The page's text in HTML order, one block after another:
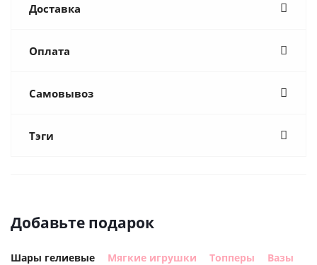
Доставка
Оплата
Самовывоз
Тэги
Добавьте подарок
Шары гелиевые Мягкие игрушки Топперы
Вазы